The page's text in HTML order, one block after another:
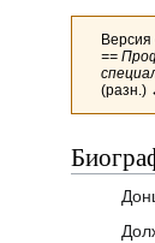
Версия
==
(разн.)